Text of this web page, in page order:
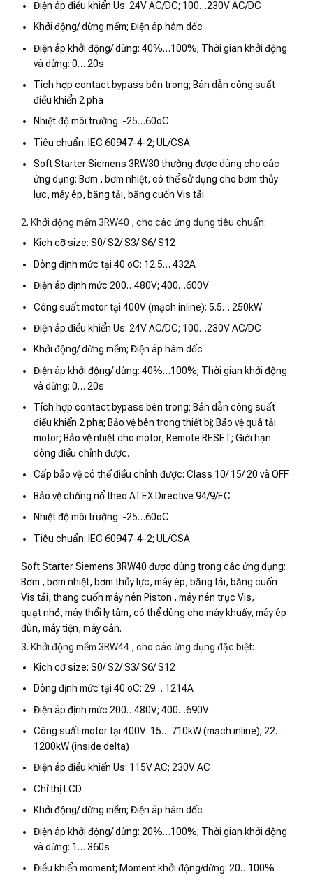
Điện áp điều khiển Us: 24V AC/DC; 100…230V AC/DC
Khởi động/ dừng mềm; Điện áp hàm dốc
Điện áp khởi động/ dừng: 40%…100%; Thời gian khởi động
và dừng: 0… 20s
Tích hợp contact bypass bên trong; Bán dẫn công suất
điều khiển 2 pha
Nhiệt độ môi trường: -25…60oC
Tiêu chuẩn: IEC 60947-4-2; UL/CSA
Soft Starter Siemens 3RW30 thường được dùng cho các
ứng dụng: Bơm , bơm nhiệt, có thể sử dụng cho bơm thủy
lực, máy ép, băng tải, băng cuốn Vis tải
2. Khởi động mềm 3RW40 , cho các ứng dụng tiêu chuẩn:
Kích cỡ size: S0/ S2/ S3/ S6/ S12
Dòng định mức tại 40 oC: 12.5… 432A
Điện áp định mức 200…480V; 400…600V
Công suất motor tại 400V (mạch inline): 5.5… 250kW
Điện áp điều khiển Us: 24V AC/DC; 100…230V AC/DC
Khởi động/ dừng mềm; Điện áp hàm dốc
Điện áp khởi động/ dừng: 40%…100%; Thời gian khởi động
và dừng: 0… 20s
Tích hợp contact bypass bên trong; Bán dẫn công suất
điều khiển 2 pha; Bảo vệ bên trong thiết bị; Bảo vệ quá tải
motor; Bảo vệ nhiệt cho motor; Remote RESET; Giới hạn
dòng điều chỉnh được.
Cấp bảo vệ có thể điều chỉnh được: Class 10/ 15/ 20 và OFF
Bảo vệ chống nổ theo ATEX Directive 94/9/EC
Nhiệt độ môi trường: -25…60oC
Tiêu chuẩn: IEC 60947-4-2; UL/CSA
Soft Starter Siemens 3RW40 được dùng trong các ứng dụng:
Bơm , bơm nhiệt, bơm thủy lực, máy ép, băng tải, băng cuốn
Vis tải, thang cuốn máy nén Piston , máy nén trục Vis,
quạt nhỏ, máy thổi ly tâm, có thể dùng cho máy khuấy, máy ép
đùn, máy tiện, máy cán.
3. Khởi động mềm 3RW44 , cho các ứng dụng đặc biệt:
Kích cỡ size: S0/ S2/ S3/ S6/ S12
Dòng định mức tại 40 oC: 29… 1214A
Điện áp định mức 200…480V; 400…690V
Công suất motor tại 400V: 15… 710kW (mạch inline); 22…
1200kW (inside delta)
Điện áp điều khiển Us: 115V AC; 230V AC
Chỉ thị LCD
Khởi động/ dừng mềm; Điện áp hàm dốc
Điện áp khởi động/ dừng: 20%…100%; Thời gian khởi động
và dừng: 1… 360s
Điều khiển moment; Moment khởi động/dừng: 20…100%